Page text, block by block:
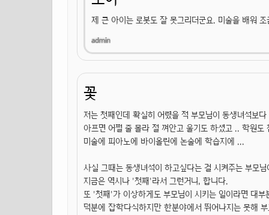
제 큰 아이는 로봇도 잘 못그리더군요. 미술을 배워
꽃
저는 첫째인데 확실히 어렸을 적 부모님이 동생녀석보
아프면 어쩔 줄 몰라 절 껴안고 울기도 하셨고 .. 학원도
미술에 피아노에 바이올린에 논술에 학습지에 ...
사실 그때는 동생녀석이 하고싶다는 걸 시켜주는 부모
지금은 역시나 '첫째'라서 그런거니, 합니다.
또 '첫째'가 이상하게도 부모님이 시키는 일이라면 대부
덕분에 잡학다식하지만 한분야에서 뛰어나지는 못해